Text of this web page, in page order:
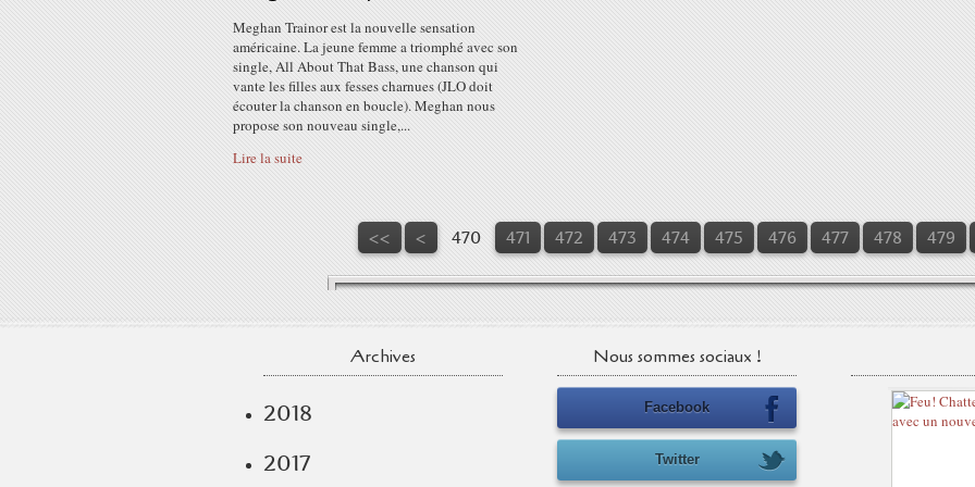
Meghan Trainor est la nouvelle sensation
américaine. La jeune femme a triomphé avec son
single, All About That Bass, une chanson qui
vante les filles aux fesses charnues (JLO doit
écouter la chanson en boucle). Meghan nous
propose son nouveau single,...
Lire la suite
<< < 400
410
420
430
440
450
460
470 471 472 473 474 475 476 477 478 479
Archives
2018
2017
Nous sommes sociaux !
Facebook
Twitter